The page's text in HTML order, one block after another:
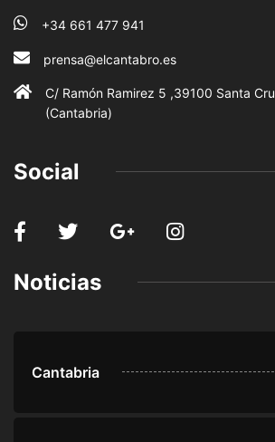
+34 661 477 941
prensa@elcantabro.es
C/ Ramón Ramirez 5 ,39100 Santa
(Cantabria)
Social
Noticias
Cantabria